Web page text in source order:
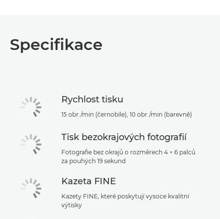
Specifikace
Rychlost tisku
15 obr./min (černobíle), 10 obr./min (barevně)
Tisk bezokrajových fotografií
Fotografie bez okrajů o rozměrech 4 × 6 palců
za pouhých 19 sekund
Kazeta FINE
Kazety FINE, které poskytují vysoce kvalitní
výtisky